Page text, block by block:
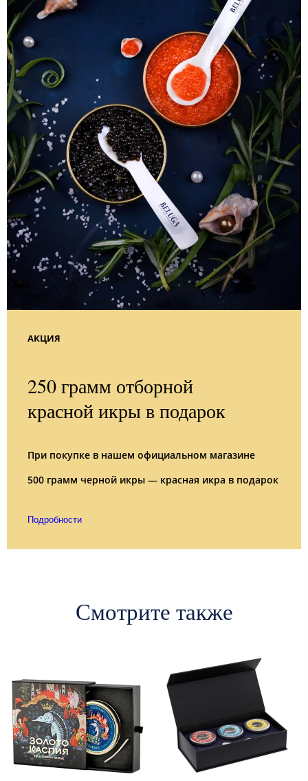
АКЦИЯ
250 грамм отборной
красной икры в подарок
При покупке в нашем официальном магазине
500 грамм черной икры — красная икра в подарок
Подробности
Смотрите также